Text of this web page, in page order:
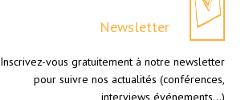
Newsletter
Inscrivez-vous gratuitement à notre newsletter
pour suivre nos actualités (conférences,
interviews événements…)